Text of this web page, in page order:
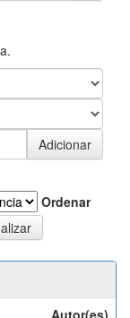
Ordenar
Autor(es)